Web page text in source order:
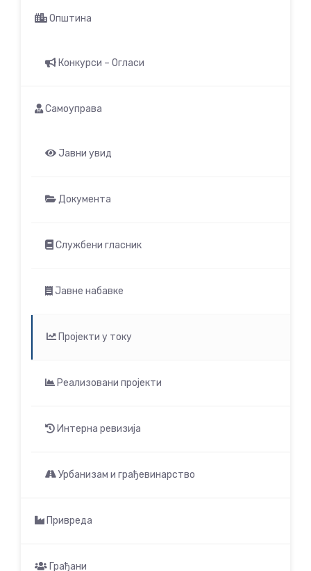
Општина
Конкурси – Огласи
Самоуправа
Јавни увид
Документа
Службени гласник
Јавне набавке
Пројекти у току
Реализовани пројекти
Интерна ревизија
Урбанизам и грађевинарство
Привреда
Грађани